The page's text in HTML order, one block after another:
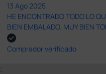
13 Ago 2025
HE ENCONTRADO TODO LO
BIEN EMBALADO. MUY BIEN
Comprador verificado
;